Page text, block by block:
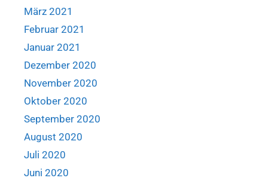
März 2021
Februar 2021
Januar 2021
Dezember 2020
November 2020
Oktober 2020
September 2020
August 2020
Juli 2020
Juni 2020